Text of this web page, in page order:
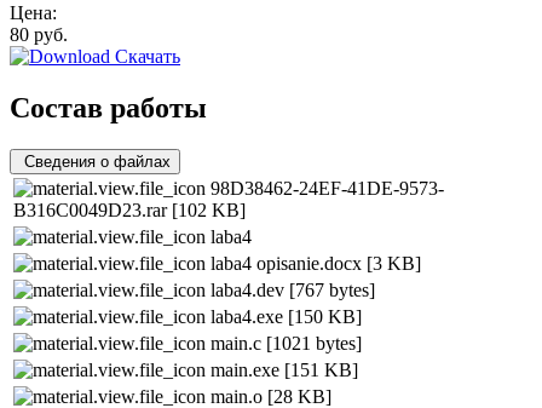
Цена:
80 руб.
Скачать
Состав работы
Сведения о файлах
98D38462-24EF-41DE-9573-
B316C0049D23.rar [102 KB]
laba4
laba4 opisanie.docx [3 KB]
laba4.dev [767 bytes]
laba4.exe [150 KB]
main.c [1021 bytes]
main.exe [151 KB]
main.o [28 KB]